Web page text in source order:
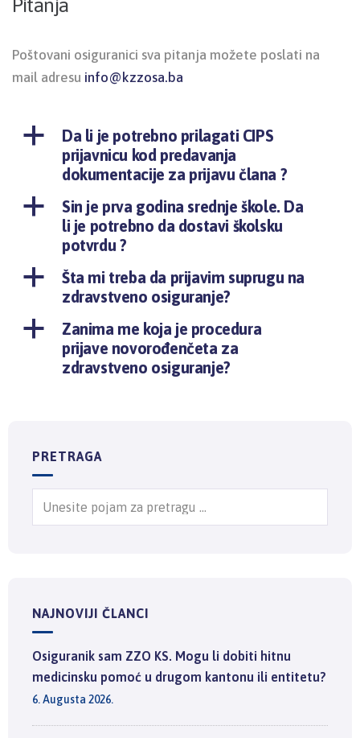
Pitanja
Poštovani osiguranici sva pitanja možete poslati na
mail adresu info@kzzosa.ba
a
Da li je potrebno prilagati CIPS
prijavnicu kod predavanja
dokumentacije za prijavu člana ?
a
Sin je prva godina srednje škole. Da
li je potrebno da dostavi školsku
potvrdu ?
a
Šta mi treba da prijavim suprugu na
zdravstveno osiguranje?
a
Zanima me koja je procedura
prijave novorođenčeta za
zdravstveno osiguranje?
PRETRAGA
NAJNOVIJI ČLANCI
Osiguranik sam ZZO KS. Mogu li dobiti hitnu
medicinsku pomoć u drugom kantonu ili entitetu?
6. Augusta 2026.